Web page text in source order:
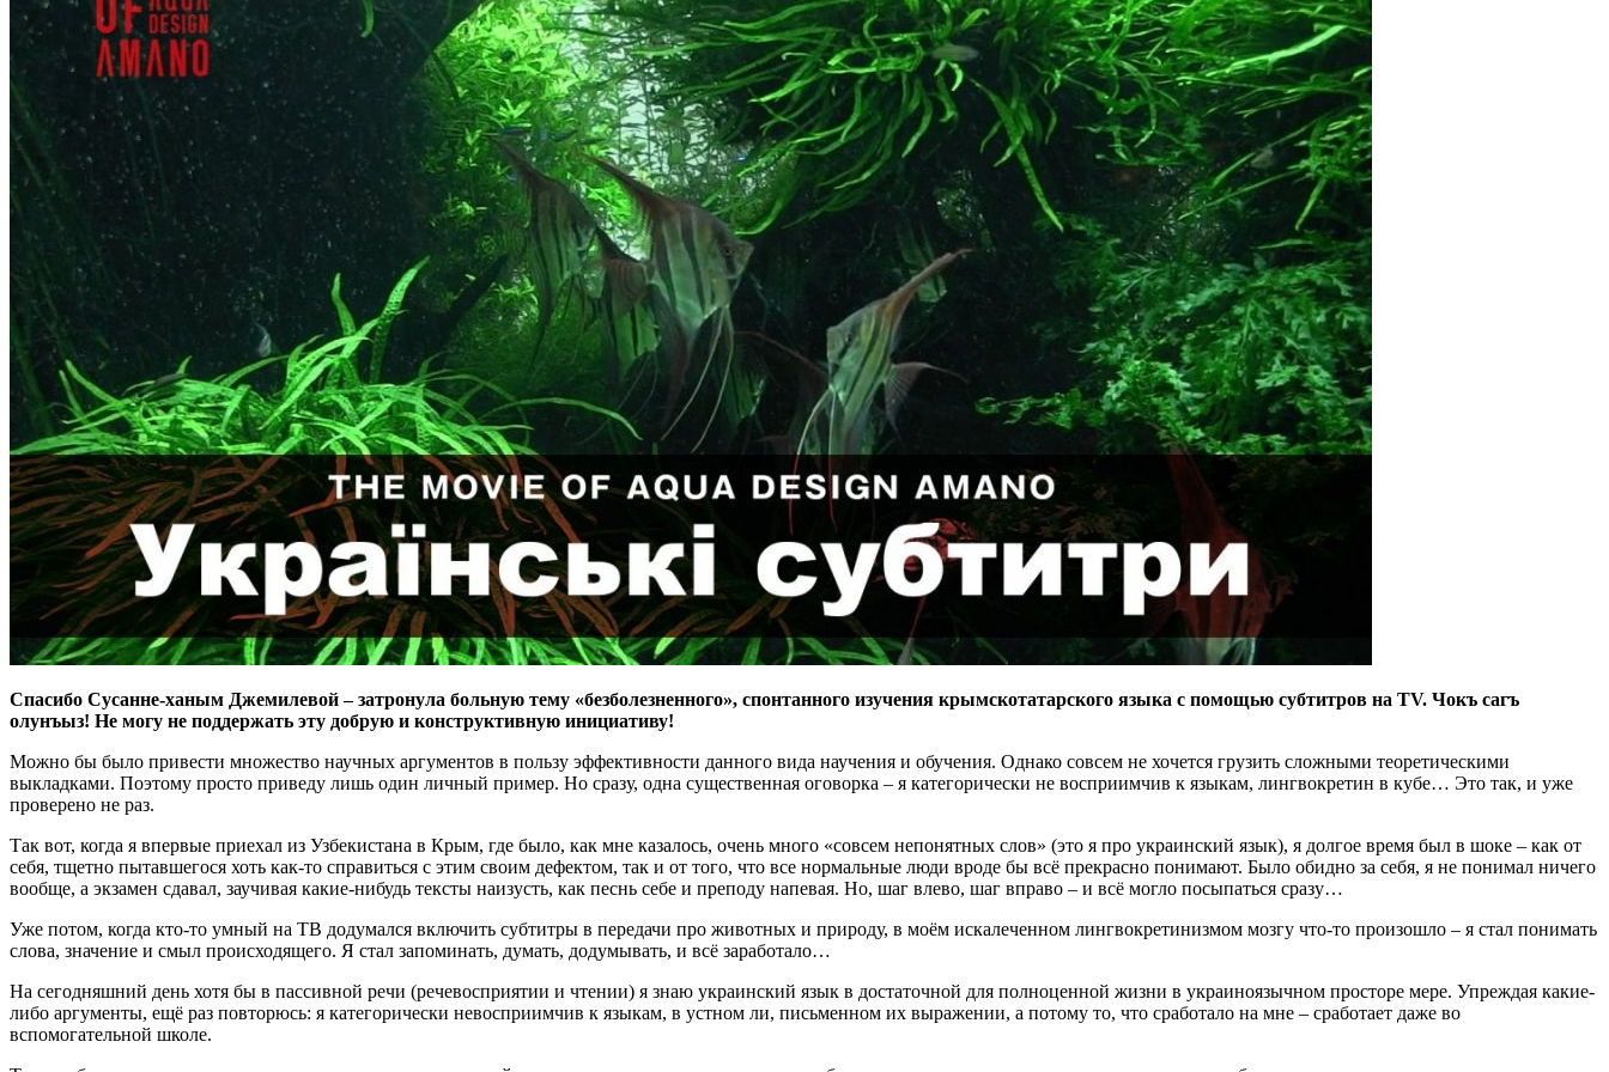
Спасибо Сусанне-ханым Джемилевой – затронула больную тему «безболезненного», спонтанного изучения крымскотатарского языка с помощью субтитров на ТV. Чокъ сагъ
олунъыз! Не могу не поддержать эту добрую и конструктивную инициативу!
Можно бы было привести множество научных аргументов в пользу эффективности данного вида научения и обучения. Однако совсем не хочется грузить сложными теоретическими
выкладками. Поэтому просто приведу лишь один личный пример. Но сразу, одна существенная оговорка – я категорически не восприимчив к языкам, лингвокретин в кубе… Это так, и уже
проверено не раз.
Так вот, когда я впервые приехал из Узбекистана в Крым, где было, как мне казалось, очень много «совсем непонятных слов» (это я про украинский язык), я долгое время был в шоке – как от
себя, тщетно пытавшегося хоть как-то справиться с этим своим дефектом, так и от того, что все нормальные люди вроде бы всё прекрасно понимают. Было обидно за себя, я не понимал ничего
вообще, а экзамен сдавал, заучивая какие-нибудь тексты наизусть, как песнь себе и преподу напевая. Но, шаг влево, шаг вправо – и всё могло посыпаться сразу…
Уже потом, когда кто-то умный на ТВ додумался включить субтитры в передачи про животных и природу, в моём искалеченном лингвокретинизмом мозгу что-то произошло – я стал понимать
слова, значение и смыл происходящего. Я стал запоминать, думать, додумывать, и всё заработало…
На сегодняшний день хотя бы в пассивной речи (речевосприятии и чтении) я знаю украинский язык в достаточной для полноценной жизни в украиноязычном просторе мере. Упреждая какие-
либо аргументы, ещё раз повторюсь: я категорически невосприимчив к языкам, в устном ли, письменном их выражении, а потому то, что сработало на мне – сработает даже во
вспомогательной школе.